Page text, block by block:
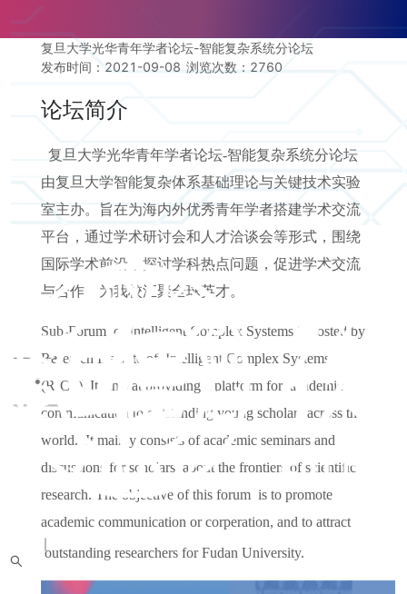
｜
复旦大学光华青年学者论坛-智能复杂系统分论坛
发布时间：2021-09-08 浏览次数： 2760
论坛简介
复旦大学光华青年学者论坛-智能复杂系统分论坛
由复旦大学智能复杂体系基础理论与关键技术实验
室主办。旨在为海内外优秀青年学者搭建学术交流
平台，通过学术研讨会和人才洽谈会等形式，围绕
国际学术前沿，探讨学科热点问题，促进学术交流
与合作，为我校汇聚全球英才。
Sub-Forum of Intelligent Complex Systems is hosted by
Research Institute of Intelligent Complex Systems
(RICS). It aims at providing a platform for academic
communication to outstanding young scholars across the
world. It mainly consists of academic seminars and
discussions for scholars about the frontiers of scientific
research. The objective of this forum is to promote
academic communication or corperation, and to attract
outstanding researchers for Fudan University.